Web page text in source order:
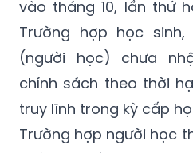
bổng chính sách
năm học, mỗi lần 6
vào tháng 10, lần thứ
Trường hợp học
(người học) chưa
chính sách theo thời